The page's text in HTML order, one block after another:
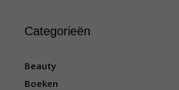
Categorieën
Beauty
Boeken